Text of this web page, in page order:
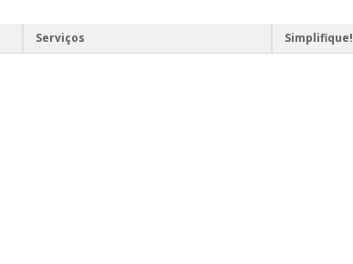
Serviços Simplifique!